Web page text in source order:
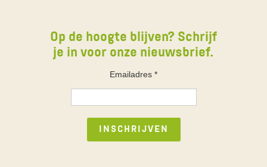
Op de hoogte blijven? Schrijf
je in voor onze nieuwsbrief.
Emailadres *